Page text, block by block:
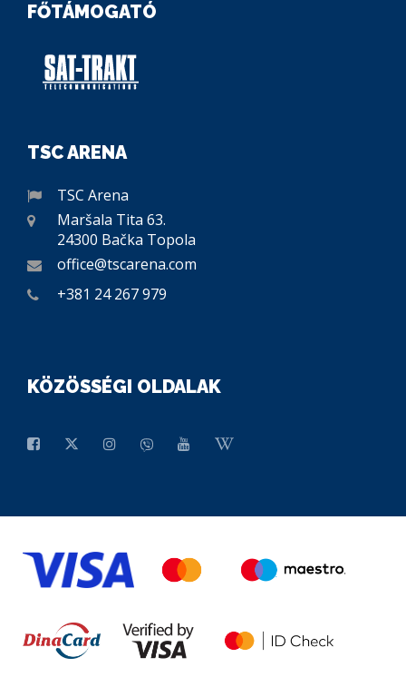
FŐTÁMOGATÓ
TSC ARENA
TSC Arena
Maršala Tita 63.
24300 Bačka Topola
office@tscarena.com
+381 24 267 979
KÖZÖSSÉGI OLDALAK